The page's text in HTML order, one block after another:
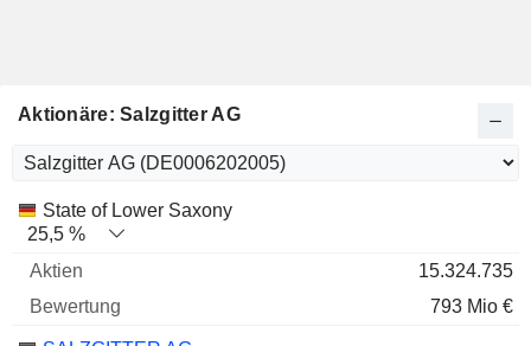
Aktionäre: Salzgitter AG
Name Aktien % Bewertung
State of Lower Saxony
25,5 %
15.324.735
793 Mio €